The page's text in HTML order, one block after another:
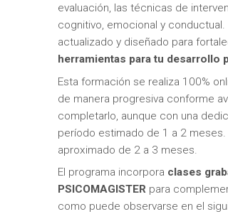
evaluación, las técnicas de
cognitivo, emocional y conductual.
actualizado y diseñado para
herramientas para tu
Esta formación se realiza 100%
de manera progresiva conforme
completarlo, aunque con una
período estimado de 1 a 2
aproximado de 2 a 3 meses.
El programa incorpora clases
PSICOMAGISTERpara
como puede observarse en el